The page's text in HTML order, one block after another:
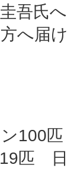
吾氏へ
へ届け
100匹
19匹 日